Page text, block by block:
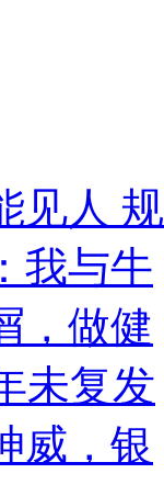
见人 规
我与牛
，做健
未复发
威，银